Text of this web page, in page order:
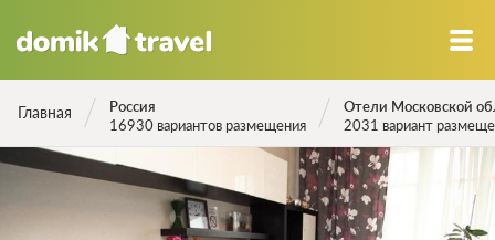
Главная
Россия
16930 вариантов размещения
Отели Московской
2031 вариант